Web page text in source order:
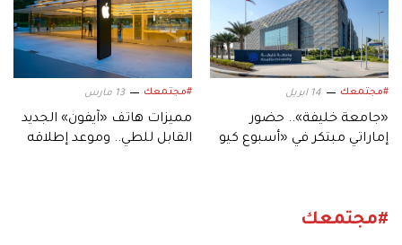
#مجتمعك 14 ابريل
«جامعة خليفة».. حضور
إماراتي مبتكر في «أسبوع كيو
#مجتمعك 13 مارس
مميزات هاتف «آيفون» الجديد
القابل للطي.. وموعد إطلاقه
#مجتمعك